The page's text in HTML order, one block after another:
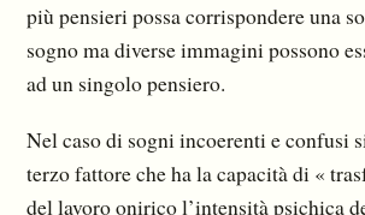
più pensieri possa corrispondere una
sogno ma diverse immagini possono
ad un singolo pensiero.
Nel caso di sogni incoerenti e confusi
terzo fattore che ha la capacità di «
del lavoro onirico l’intensità psichica